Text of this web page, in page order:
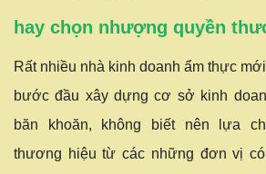
hay chọn nhượng quyền
Rất nhiều nhà kinh doanh ẩm thực
bước đầu xây dựng cơ sở kinh
băn khoăn, không biết nên lựa
thương hiệu từ các những đơn vị